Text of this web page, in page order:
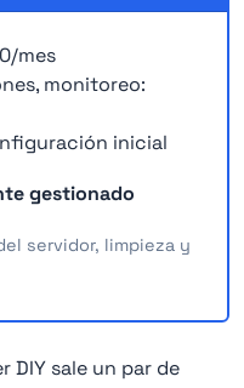
mes
monitoreo:
inicial
gestionado
servidor, limpieza y
DIY sale un par de